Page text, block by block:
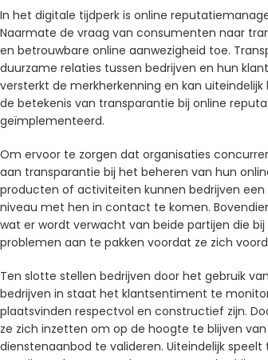
In het digitale tijdperk is online
Naarmate de vraag van consumenten naar
en betrouwbare online aanwezigheid toe.
duurzame relaties tussen bedrijven en hun
versterkt de merkherkenning en kan
de betekenis van transparantie bij online
geïmplementeerd.
Om ervoor te zorgen dat organisaties
aan transparantie bij het beheren van hun
producten of activiteiten kunnen bedrijven
niveau met hen in contact te komen.
wat er wordt verwacht van beide partijen die
problemen aan te pakken voordat ze zich
Ten slotte stellen bedrijven door het gebruik
bedrijven in staat het klantsentiment te
plaatsvinden respectvol en constructief zijn.
ze zich inzetten om op de hoogte te blijven
dienstenaanbod te valideren. Uiteindelijk